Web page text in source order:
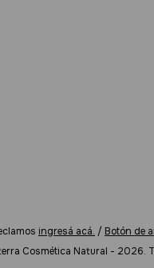
ingresá acá. / Botón de
Cosmética Natural - 2026.